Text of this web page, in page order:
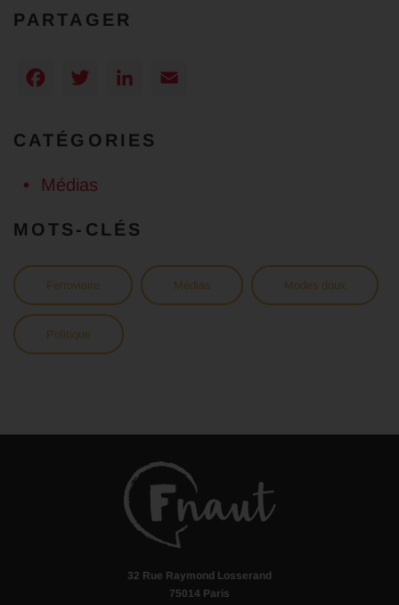
PARTAGER
Facebook
TwitterLinkedIn
CATÉGORIES
Médias
MOTS-CLÉS
Ferroviaire Médias Modes doux
Politique
32 Rue Raymond Losserand
75014 Paris